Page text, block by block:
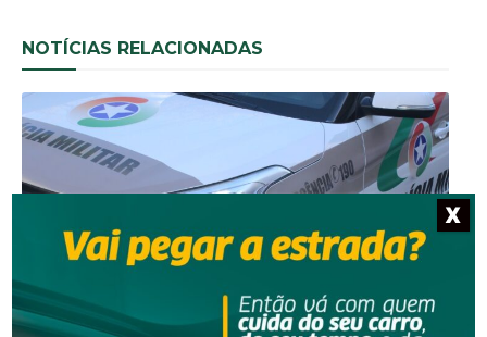
NOTÍCIAS RELACIONADAS
Segurança
Homem procurado pela Justiça é preso em Orleans
X